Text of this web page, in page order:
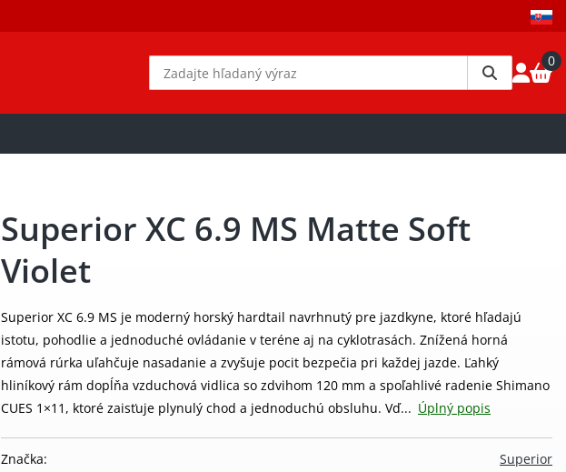
0
Superior XC 6.9 MS Matte Soft
Violet
Superior XC 6.9 MS je moderný horský hardtail navrhnutý pre jazdkyne, ktoré hľadajú
istotu, pohodlie a jednoduché ovládanie v teréne aj na cyklotrasách. Znížená horná
rámová rúrka uľahčuje nasadanie a zvyšuje pocit bezpečia pri každej jazde. Ľahký
hliníkový rám dopĺňa vzduchová vidlica so zdvihom 120 mm a spoľahlivé radenie Shimano
CUES 1×11, ktoré zaisťuje plynulý chod a jednoduchú obsluhu. Vď... Úplný popis
Superior
Značka: